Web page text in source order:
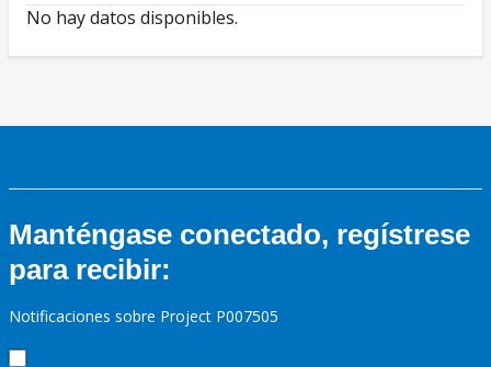
No hay datos disponibles.
Manténgase conectado, regístrese
para recibir:
Notificaciones sobre Project P007505